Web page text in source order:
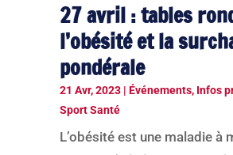
27 avril : tables
l’obésité et la
pondérale
21 Avr, 2023| Événements, Infos
Sport Santé
L’obésité est une maladie à